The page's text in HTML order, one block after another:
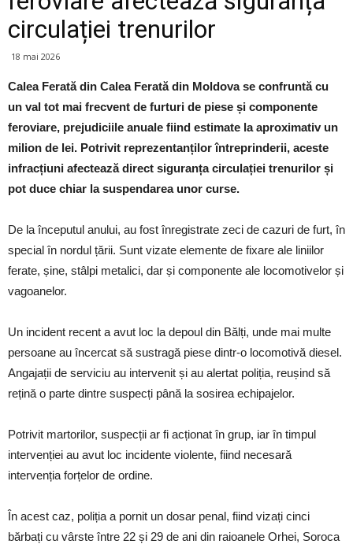
circulației trenurilor
18 mai 2026
Calea Ferată din Calea Ferată din Moldova se confruntă cu
un val tot mai frecvent de furturi de piese și componente
feroviare, prejudiciile anuale fiind estimate la aproximativ un
milion de lei. Potrivit reprezentanților întreprinderii, aceste
infracțiuni afectează direct siguranța circulației trenurilor și
pot duce chiar la suspendarea unor curse.
De la începutul anului, au fost înregistrate zeci de cazuri de furt, în
special în nordul țării. Sunt vizate elemente de fixare ale liniilor
ferate, șine, stâlpi metalici, dar și componente ale locomotivelor și
vagoanelor.
Un incident recent a avut loc la depoul din Bălți, unde mai multe
persoane au încercat să sustragă piese dintr-o locomotivă diesel.
Angajații de serviciu au intervenit și au alertat poliția, reușind să
rețină o parte dintre suspecți până la sosirea echipajelor.
Potrivit martorilor, suspecții ar fi acționat în grup, iar în timpul
intervenției au avut loc incidente violente, fiind necesară
intervenția forțelor de ordine.
În acest caz, poliția a pornit un dosar penal, fiind vizați cinci
bărbați cu vârste între 22 și 29 de ani din raioanele Orhei, Soroca